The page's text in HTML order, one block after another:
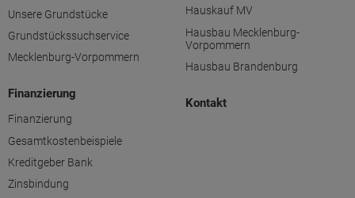
Unsere Grundstücke
Grundstückssuchservice
Mecklenburg-Vorpommern
Finanzierung
Finanzierung
Gesamtkostenbeispiele
Kreditgeber Bank
Zinsbindung
Hauskauf MV
Hausbau Mecklenburg-
Vorpommern
Hausbau Brandenburg
Kontakt